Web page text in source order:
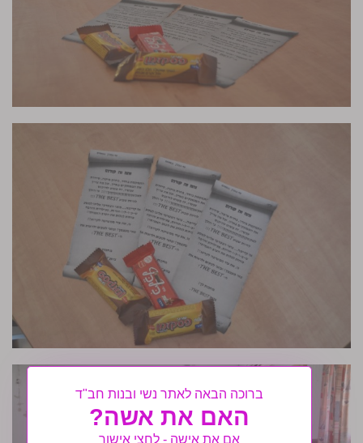
ברוכה הבאה לאתר נשי ובנות חב"ד
האם את אשה?
אם את אישה - לחצי אישור